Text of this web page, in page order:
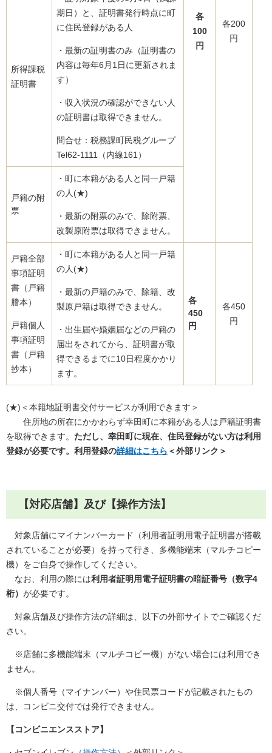
各
100
円
各200
円
所得課税
証明書
期日）と、証明書発行時点に町
に住民登録がある人
・最新の証明書のみ（証明書の
内容は毎年6月1日に更新されま
す）
・収入状況の確認ができない人
の証明書は取得できません。
問合せ：税務課町民税グループ
Tel62-1111（内線161）
戸籍の附
票
・町に本籍がある人と同一戸籍
の人(★)
・最新の附票のみで、除附票、
改製原附票は取得できません。
戸籍全部
事項証明
書（戸籍
謄本）
戸籍個人
事項証明
書（戸籍
抄本）
・町に本籍がある人と同一戸籍
の人(★)
・最新の戸籍のみで、除籍、改
製原戸籍は取得できません。
・出生届や婚姻届などの戸籍の
届出をされてから、証明書が取
得できるまでに10日程度かかり
ます。
各
450
円
各450
円
(★)＜本籍地証明書交付サービスが利用できます＞
住所地の所在にかかわらず幸田町に本籍がある人は戸籍証明書
を取得できます。 ただし、幸田町に現在、住民登録がない方は利用
登録が必要です。利用登録の詳細はこちら ＜外部リンク＞
【対応店舗】及び【操作方法】
対象店舗にマイナンバーカード（利用者証明用電子証明書が搭載
されていることが必要）を持って行き、多機能端末（マルチコピー
機）をご自身で操作してください。
なお、利用の際には利用者証明用電子証明書の暗証番号（数字4
桁） が必要です。
対象店舗及び操作方法の詳細は、以下の外部サイトでご確認くだ
さい。
※店舗に多機能端末（マルチコピー機）がない場合には利用でき
ません。
※個人番号（マイナンバー）や住民票コードが記載されたもの
は、コンビニ交付では発行できません。
【コンビニエンスストア】